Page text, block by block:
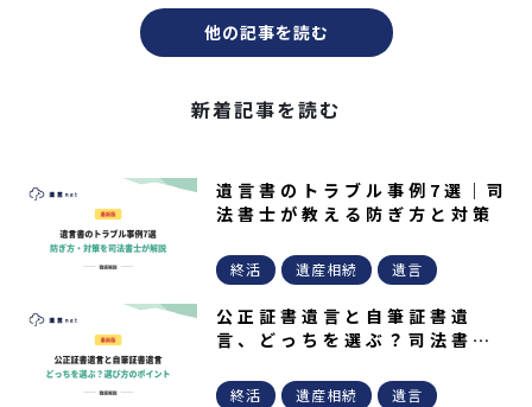
他の記事を読む
新着記事を読む
遺言書のトラブル事例7選｜司
法書士が教える防ぎ方と対策
終活 遺産相続 遺言
公正証書遺言と自筆証書遺
言、どっちを選ぶ？司法書士
終活 遺産相続 遺言